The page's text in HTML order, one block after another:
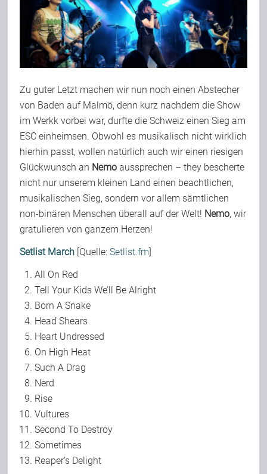
Zu guter Letzt machen wir nun noch einen Abstecher
von Baden auf Malmö, denn kurz nachdem die Show
im Werkk vorbei war, durfte die Schweiz einen Sieg am
ESC einheimsen. Obwohl es musikalisch nicht wirklich
hierhin passt, wollen natürlich auch wir einen riesigen
Glückwunsch an Nemo aussprechen – they bescherte
nicht nur unserem kleinen Land einen beachtlichen,
musikalischen Sieg, sondern vor allem sämtlichen
non-binären Menschen überall auf der Welt! Nemo, wir
gratulieren von ganzem Herzen!
Setlist March [Quelle:Setlist.fm]
All On Red
Tell Your Kids We’ll Be Alright
Born A Snake
Head Shears
Heart Undressed
On High Heat
Such A Drag
Nerd
Rise
Vultures
Second To Destroy
Sometimes
Reaper’s Delight